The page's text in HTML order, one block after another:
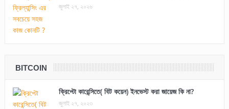
জুলাই ২৭, ২০২৬
BITCOIN
ক্রিপ্টো কারেন্সিতে( বিট কয়েন) ইনভেস্ট করা জায়েজ কি না?
জুলাই ২৭, ২০২৩